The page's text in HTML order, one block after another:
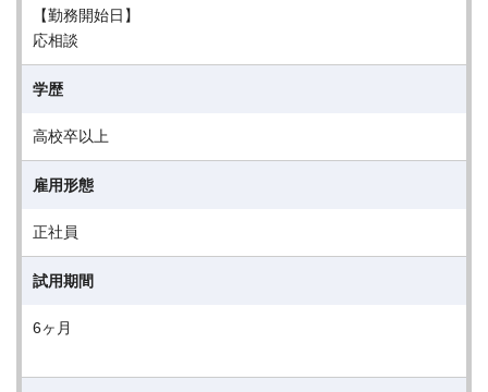
【勤務開始日】
応相談
学歴
高校卒以上
雇用形態
正社員
試用期間
6ヶ月